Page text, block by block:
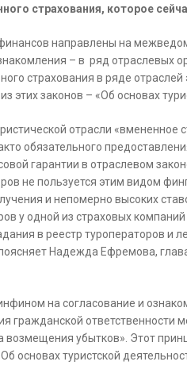
страхования, которое
направлены на
– в ряд отраслевых
страхования в ряде отраслей
этих законов – «Об основах
отрасли «вмененное
обязательного
гарантии в отраслевом
не пользуется этим видом
и непомерно высоких
у одной из страховых
в реестр туроператоров и
Надежда Ефремова,
на согласование и
гражданской ответственности
возмещения убытков». Этот
основах туристской